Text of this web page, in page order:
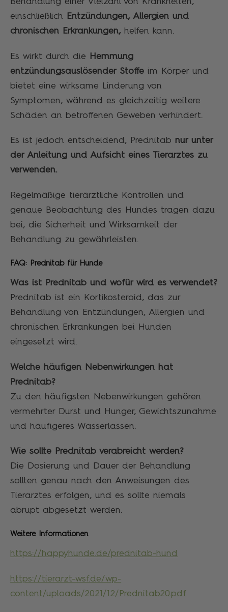
einschließlich
Entzündungen, Allergien und
chronischen Erkrankungen, helfen kann.
Es wirkt durch die
Hemmung
entzündungsauslösender Stoffe im Körper und
bietet eine wirksame Linderung von
Symptomen, während es gleichzeitig weitere
Schäden an betroffenen Geweben verhindert.
Es ist jedoch entscheidend, Prednitab nur unter
der Anleitung und Aufsicht eines Tierarztes zu
verwenden.
Regelmäßige tierärztliche Kontrollen und
genaue Beobachtung des Hundes tragen dazu
bei, die Sicherheit und Wirksamkeit der
Behandlung zu gewährleisten.
FAQ: Prednitab für Hunde
Was ist Prednitab und wofür wird es verwendet?
Prednitab ist ein Kortikosteroid, das zur
Behandlung von Entzündungen, Allergien und
chronischen Erkrankungen bei Hunden
eingesetzt wird.
Welche häufigen Nebenwirkungen hat
Prednitab?
Zu den häufigsten Nebenwirkungen gehören
vermehrter Durst und Hunger, Gewichtszunahme
und häufigeres Wasserlassen.
Wie sollte Prednitab verabreicht werden?
Die Dosierung und Dauer der Behandlung
sollten genau nach den Anweisungen des
Tierarztes erfolgen, und es sollte niemals
abrupt abgesetzt werden.
Weitere Informationen
https://happyhunde.de/prednitab-hund
https://tierarzt-wsf.de/wp-
content/uploads/2021/12/Prednitab20.pdf